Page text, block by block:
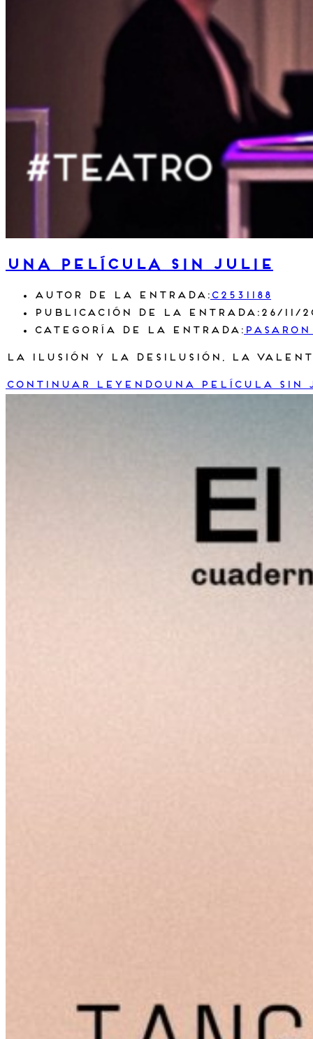
Una película sin Julie
Autor de la entrada: c2531188
Publicación de la entrada: 26/11/
Categoría de la entrada:
La ilusión y la desilusión, la
Continuar leyendo Una película sin